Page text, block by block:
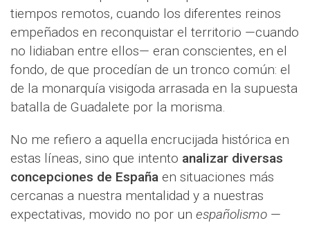
tiempos remotos, cuando los diferentes reinos
empeñados en reconquistar el territorio —cuando
no lidiaban entre ellos— eran conscientes, en el
fondo, de que procedían de un tronco común: el
de la monarquía visigoda arrasada en la supuesta
batalla de Guadalete por la morisma.
No me refiero a aquella encrucijada histórica en
estas líneas, sino que intento analizar diversas
concepciones de España en situaciones más
cercanas a nuestra mentalidad y a nuestras
expectativas, movido no por un españolismo —